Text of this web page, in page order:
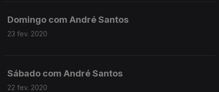
Domingo com André Santos
23 fev. 2020
Sábado com André Santos
22 fev. 2020